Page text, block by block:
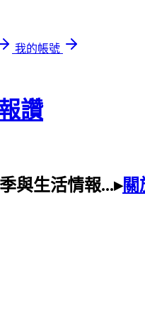
我的帳號
讚
與生活情報...▸關